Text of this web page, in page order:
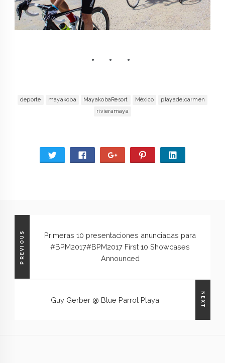
deporte mayakoba MayakobaResort México
playadelcarmen
rivieramaya
PREVIOUS
Primeras 10 presentaciones anunciadas para
#BPM2017#BPM2017 First 10 Showcases
Announced
NEXT
Guy Gerber @ Blue Parrot Playa